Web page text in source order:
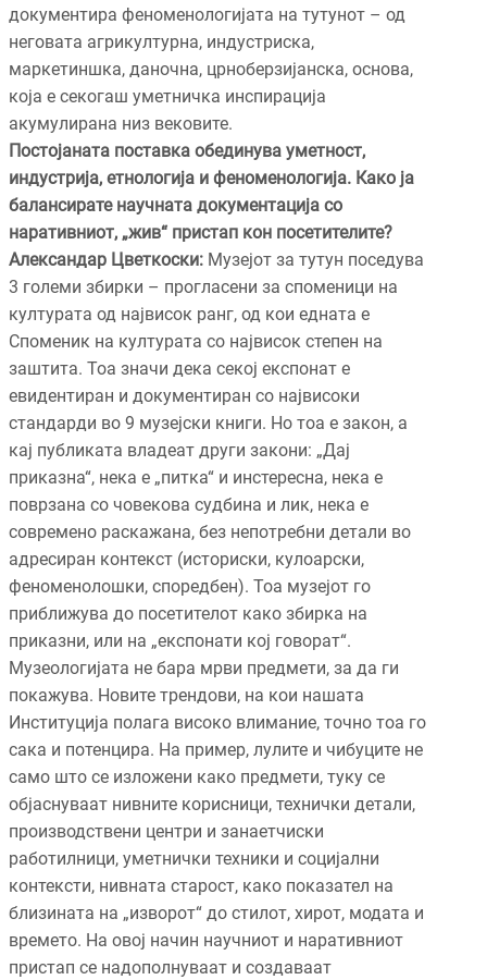
документира феноменологијата на тутунот – од
неговата агрикултурна, индустриска,
маркетиншка, даночна, црноберзијанска, основа,
која е секогаш уметничка инспирација
акумулирана низ вековите.
Постојаната поставка обединува уметност,
индустрија, етнологија и феноменологија. Како ја
балансирате научната документација со
наративниот, „жив“ пристап кон посетителите?
Александар Цветкоски: Музејот за тутун поседува
3 големи збирки – прогласени за споменици на
културата од највисок ранг, од кои едната е
Споменик на културата со највисок степен на
заштита. Тоа значи дека секој експонат е
евидентиран и документиран со највисоки
стандарди во 9 музејски книги. Но тоа е закон, а
кај публиката владеат други закони: „Дај
приказна“, нека е „питка“ и инстересна, нека е
поврзана со човекова судбина и лик, нека е
современо раскажана, без непотребни детали во
адресиран контекст (историски, кулоарски,
феноменолошки, споредбен). Тоа музејот го
приближува до посетителот како збирка на
приказни, или на „експонати кој говорат“.
Музеологијата не бара мрви предмети, за да ги
покажува. Новите трендови, на кои нашата
Институција полага високо влимание, точно тоа го
сака и потенцира. На пример, лулите и чибуците не
само што се изложени како предмети, туку се
објаснуваат нивните корисници, технички детали,
производствени центри и занаетчиски
работилници, уметнички техники и социјални
контексти, нивната старост, како показател на
близината на „изворот“ до стилот, хирот, модата и
времето. На овој начин научниот и наративниот
пристап се надополнуваат и создаваат